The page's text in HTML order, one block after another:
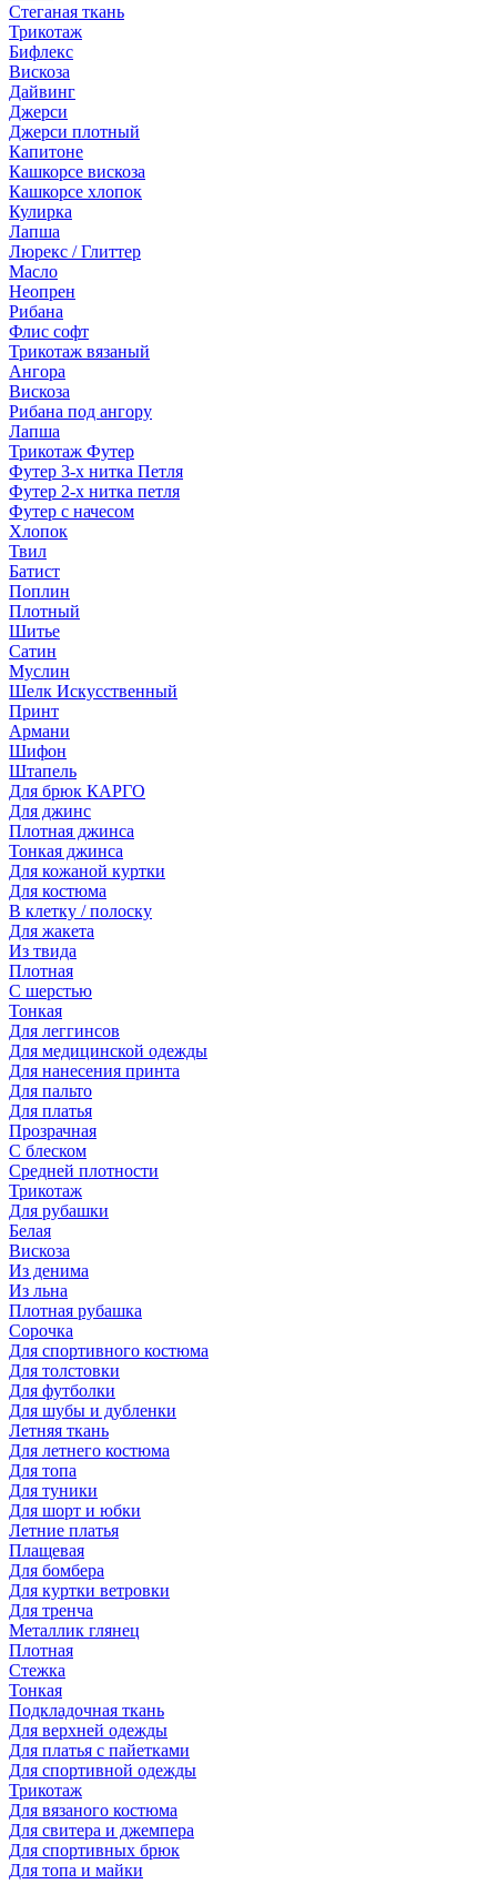
Стеганая ткань
Трикотаж
Бифлекс
Вискоза
Дайвинг
Джерси
Джерси плотный
Капитоне
Кашкорсе вискоза
Кашкорсе хлопок
Кулирка
Лапша
Люрекс / Глиттер
Масло
Неопрен
Рибана
Флис софт
Трикотаж вязаный
Ангора
Вискоза
Рибана под ангору
Лапша
Трикотаж Футер
Футер 3-х нитка Петля
Футер 2-х нитка петля
Футер с начесом
Хлопок
Твил
Батист
Поплин
Плотный
Шитье
Сатин
Муслин
Шелк Искусственный
Принт
Армани
Шифон
Штапель
Для брюк КАРГО
Для джинс
Плотная джинса
Тонкая джинса
Для кожаной куртки
Для костюма
В клетку / полоску
Для жакета
Из твида
Плотная
С шерстью
Тонкая
Для леггинсов
Для медицинской одежды
Для нанесения принта
Для пальто
Для платья
Прозрачная
С блеском
Средней плотности
Трикотаж
Для рубашки
Белая
Вискоза
Из денима
Из льна
Плотная рубашка
Сорочка
Для спортивного костюма
Для толстовки
Для футболки
Для шубы и дубленки
Летняя ткань
Для летнего костюма
Для топа
Для туники
Для шорт и юбки
Летние платья
Плащевая
Для бомбера
Для куртки ветровки
Для тренча
Металлик глянец
Плотная
Стежка
Тонкая
Подкладочная ткань
Для верхней одежды
Для платья с пайетками
Для спортивной одежды
Трикотаж
Для вязаного костюма
Для свитера и джемпера
Для спортивных брюк
Для топа и майки